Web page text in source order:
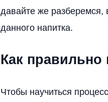
давайте же разберемся,
данного напитка.
Как правильно
Чтобы научиться